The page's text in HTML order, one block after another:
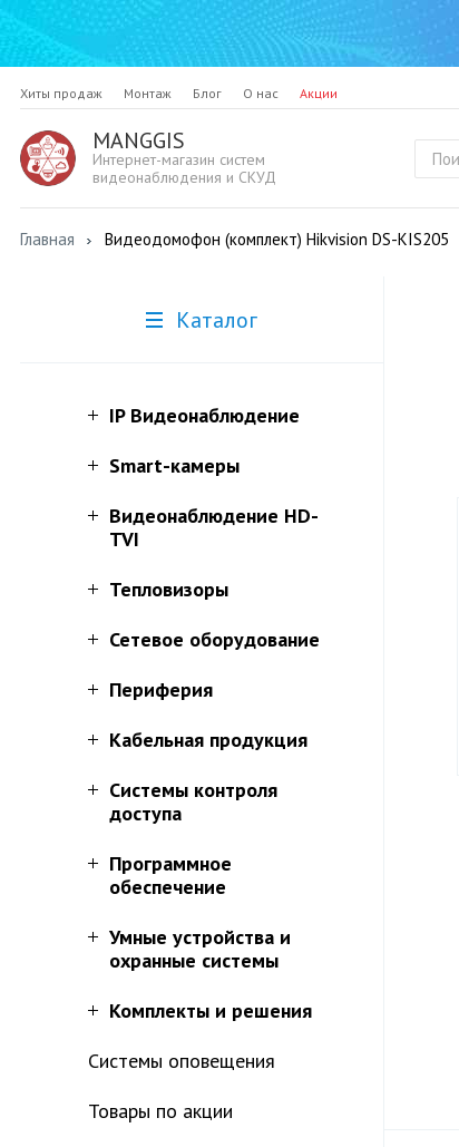
Хиты продаж Монтаж Блог О нас Акции
MANGGIS
Интернет-магазин систем
видеонаблюдения и СКУД
Главная Видеодомофон (комплект) Hikvision DS-KIS205
Каталог
IP Видеонаблюдение
Smart-камеры
Видеонаблюдение HD-
TVI
Тепловизоры
Сетевое оборудование
Периферия
Кабельная продукция
Системы контроля
доступа
Программное
обеспечение
Умные устройства и
охранные системы
Комплекты и решения
Системы оповещения
Товары по акции